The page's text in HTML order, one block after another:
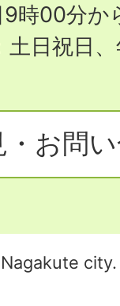
9時00分か
土日祝日
・お問